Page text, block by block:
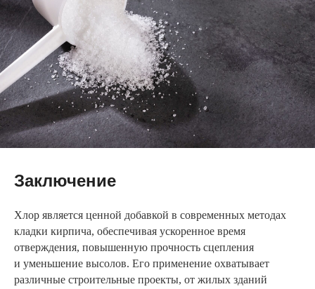
Заключение
Хлор является ценной добавкой в современных методах
кладки кирпича, обеспечивая ускоренное время
отверждения, повышенную прочность сцепления
и уменьшение высолов. Его применение охватывает
различные строительные проекты, от жилых зданий